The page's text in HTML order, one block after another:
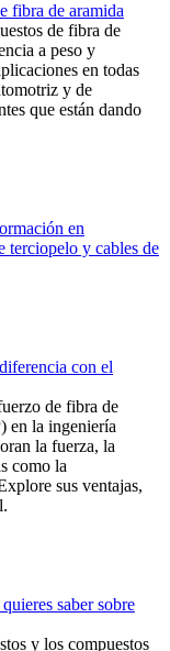
fibra de aramida
de fibra de
a peso y
en todas
y de
que están dando
en
terciopelo y cables de
con el
de fibra de
en la ingeniería
la fuerza, la
como la
sus ventajas,
saber sobre
y los compuestos